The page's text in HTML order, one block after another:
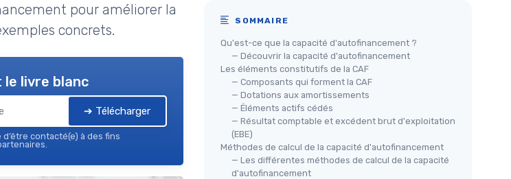
pour améliorer la
concrets.
livre blanc
➔ Télécharger
contacté(e) à des fins
SOMMAIRE
Qu'est-ce que la capacité d'autofinancement ?
— Découvrir la capacité d'autofinancement
Les éléments constitutifs de la CAF
— Composants qui forment la CAF
— Dotations aux amortissements
— Éléments actifs cédés
— Résultat comptable et excédent brut d'exploitation
(EBE)
Méthodes de calcul de la capacité d'autofinancement
— Les différentes méthodes de calcul de la capacité
d'autofinancement